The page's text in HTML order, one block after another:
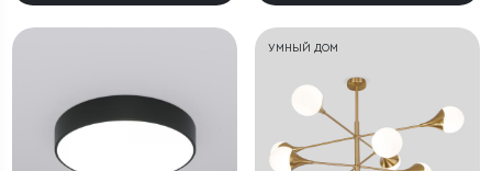
УМНЫЙ ДОМ